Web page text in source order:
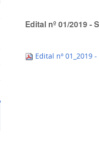
Edital nº 01/2019 -
Edital nº 01_2019